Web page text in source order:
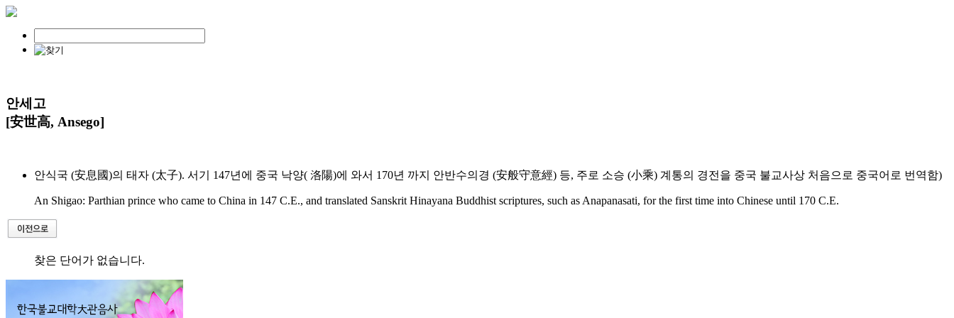
안세고
[安世高, Ansego]
안식국 (安息國)의 태자 (太子). 서기 147년에 중국 낙양( 洛陽)에 와서 170년 까지 안반수의경 (安般守意經) 등, 주로 소승 (小乘) 계통의 경전을 중국 불교사상 처음으로 중국어로 번역함)
An Shigao: Parthian prince who came to China in 147 C.E., and translated Sanskrit Hinayana Buddhist scriptures, such as Anapanasati, for the first time into Chinese until 170 C.E.
찾은 단어가 없습니다.